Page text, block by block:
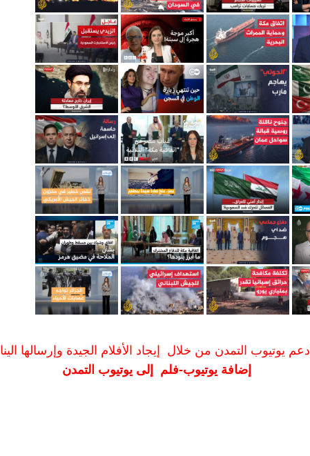
ادعم يوتيوب التمدن من خلال إيجاد الأفلام الجيدة وإرسالها الينا
إضافة يوتيوب-فلم إلى يوتيوب التمدن